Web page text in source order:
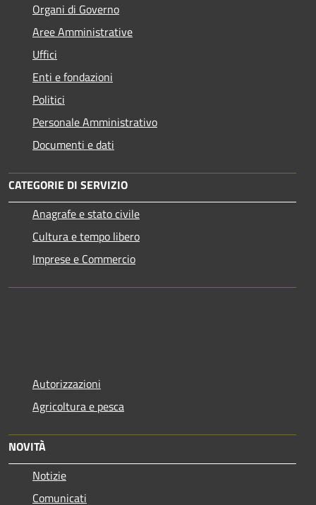
Organi di Governo
Aree Amministrative
Uffici
Enti e fondazioni
Politici
Personale Amministrativo
Documenti e dati
CATEGORIE DI SERVIZIO
Anagrafe e stato civile
Cultura e tempo libero
Imprese e Commercio
Autorizzazioni
Agricoltura e pesca
NOVITÀ
Notizie
Comunicati